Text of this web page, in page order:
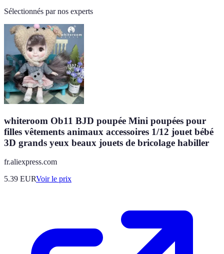
Sélectionnés par nos experts
whiteroom Ob11 BJD poupée Mini poupées pour
filles vêtements animaux accessoires 1/12 jouet bébé
3D grands yeux beaux jouets de bricolage habiller
fr.aliexpress.com
5.39 EURVoir le prix